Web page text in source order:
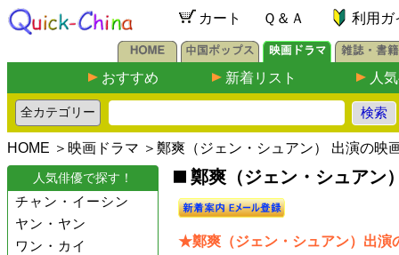
カート Ｑ＆Ａ 利用ガ
おすすめ 新着リスト 人
HOME ＞ 映画ドラマ ＞鄭爽（ジェン・シュアン） 出演の映
人気俳優で探す！
チャン・イーシン
ヤン・ヤン
ワン・カイ
鄭爽（ジェン・シュアン
★鄭爽（ジェン・シュアン）出演